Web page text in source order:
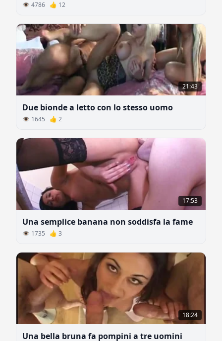
👁 4786 👍 12
21:43
Due bionde a letto con lo stesso uomo
👁 1645 👍 2
17:53
Una semplice banana non soddisfa la fame
👁 1735 👍 3
18:24
Una bella bruna fa pompini a tre uomini